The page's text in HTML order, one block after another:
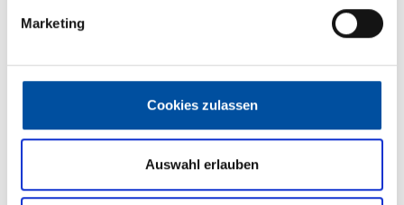
Marketing
Cookies zulassen
Auswahl erlauben